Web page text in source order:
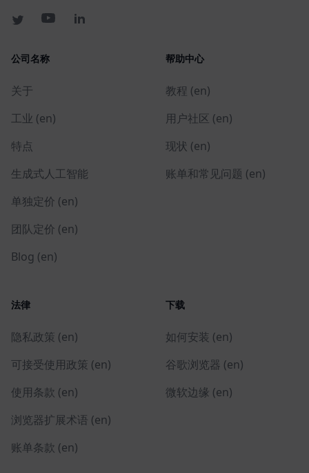
公司名称
关于
工业 (en)
特点
生成式人工智能
单独定价 (en)
团队定价 (en)
Blog (en)
帮助中心
教程 (en)
用户社区 (en)
现状 (en)
账单和常见问题 (en)
法律
隐私政策 (en)
可接受使用政策 (en)
使用条款 (en)
浏览器扩展术语 (en)
账单条款 (en)
下载
如何安装 (en)
谷歌浏览器 (en)
微软边缘 (en)